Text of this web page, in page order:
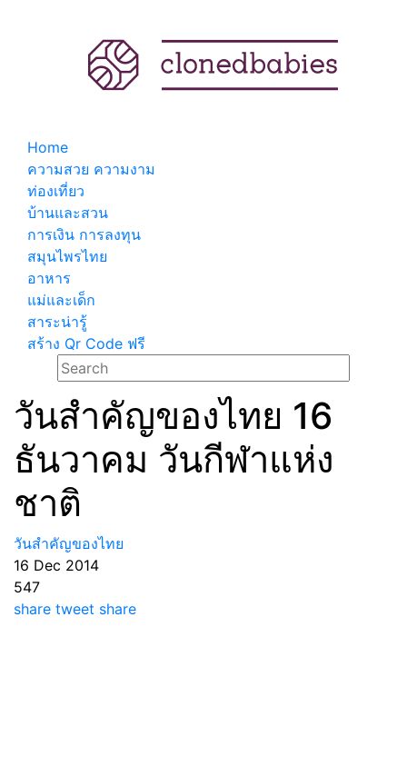
Home
ความสวย ความงาม
ท่องเที่ยว
บ้านและสวน
การเงิน การลงทุน
สมุนไพรไทย
อาหาร
แม่และเด็ก
สาระน่ารู้
สร้าง Qr Code ฟรี
วันสำคัญของไทย 16
ธันวาคม วันกีฬาแห่ง
ชาติ
วันสำคัญของไทย
16 Dec 2014
547
share tweet share